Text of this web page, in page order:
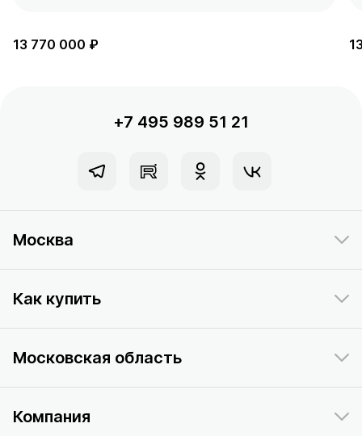
13 770 000 ₽
+7 495 989 51 21
Москва
Как купить
Московская область
Компания